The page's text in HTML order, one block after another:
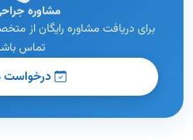
مشاوره
برای دریافت مشاوره رایگان از
تماس
درخواست